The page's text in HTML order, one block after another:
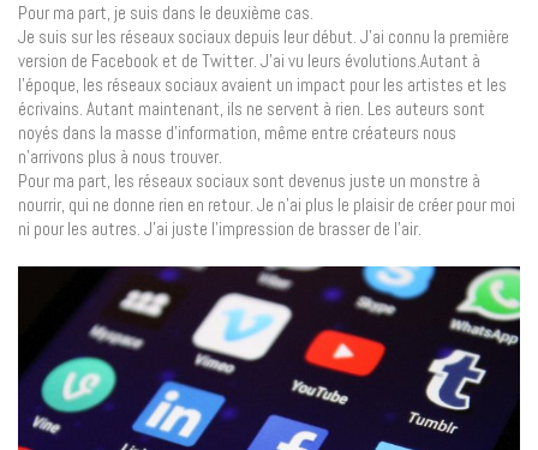
Pour ma part, je suis dans le deuxième cas.
Je suis sur les réseaux sociaux depuis leur début. J’ai connu la première
version de Facebook et de Twitter. J’ai vu leurs évolutions.Autant à
l’époque, les réseaux sociaux avaient un impact pour les artistes et les
écrivains. Autant maintenant, ils ne servent à rien. Les auteurs sont
noyés dans la masse d’information, même entre créateurs nous
n’arrivons plus à nous trouver.
Pour ma part, les réseaux sociaux sont devenus juste un monstre à
nourrir, qui ne donne rien en retour. Je n’ai plus le plaisir de créer pour moi
ni pour les autres. J’ai juste l’impression de brasser de l’air.